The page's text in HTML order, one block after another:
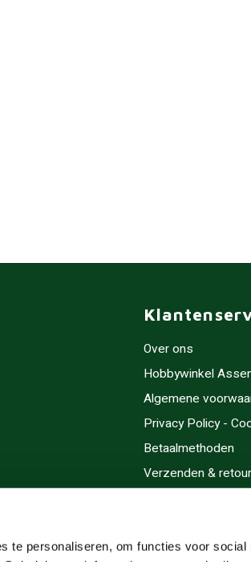
te personaliseren, om functies voor social
Over ons
Hobbywinkel
Algemene
Privacy Policy -
Betaalmethoden
Verzenden &
Cadeaubonnen